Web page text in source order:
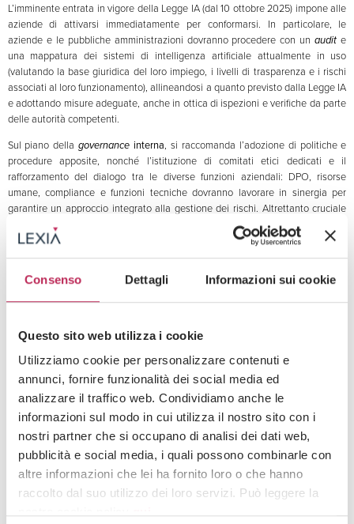
Consenso Dettagli Informazioni sui cookie
Questo sito web utilizza i cookie
Utilizziamo cookie per personalizzare contenuti e
annunci, fornire funzionalità dei social media ed
analizzare il traffico web. Condividiamo anche le
informazioni sul modo in cui utilizza il nostro sito con i
nostri partner che si occupano di analisi dei dati web,
pubblicità e social media, i quali possono combinarle con
altre informazioni che lei ha fornito loro o che hanno
raccolto dal suo utilizzo dei loro servizi. Può leggere la
L’imminente entrata in vigore della Legge IA (dal 10 ottobre 2025) impone alle
aziende di attivarsi immediatamente per conformarsi. In particolare, le
aziende e le pubbliche amministrazioni dovranno procedere con unaudit e
una mappatura dei sistemi di intelligenza artificiale attualmente in uso
(valutando la base giuridica del loro impiego, i livelli di trasparenza e i rischi
associati al loro funzionamento), allineandosi a quanto previsto dalla Legge IA
e adottando misure adeguate, anche in ottica di ispezioni e verifiche da parte
delle autorità competenti.
Sul piano dellagovernance interna, si raccomanda l’adozione di politiche e
procedure apposite, nonché l’istituzione di comitati etici dedicati e il
rafforzamento del dialogo tra le diverse funzioni aziendali: DPO, risorse
umane, compliance e funzioni tecniche dovranno lavorare in sinergia per
garantire un approccio integrato alla gestione dei rischi. Altrettanto cruciale
sarà la revisione e l’integrazione dei contratti con i fornitori di tecnologie di
intelligenza artificiale e di piattaforme
(ad esempio in materia di
garanzie, sicurezza, regimi di responsabilità e rimedi), anche alla luce delle
nuove disposizioni sulla sovranità digitale e sui requisiti di trasparenza.
minore di anni quattordici, l’implementazione di sistemi robusti per la raccolta
del consenso informato da parte dei genitori.
Infine, le organizzazioni dovranno predisporre una
dettagliatadei processi decisionali che coinvolgono sistemi di intelligenza
artificiale, garantendostandarddi trasparenza eaccountability
oggetto dei decreti delegati di prossima emanazione.
Timelinee considerazioni conclusive
provvedimenti attuativi dalla sua entrata in vigore: